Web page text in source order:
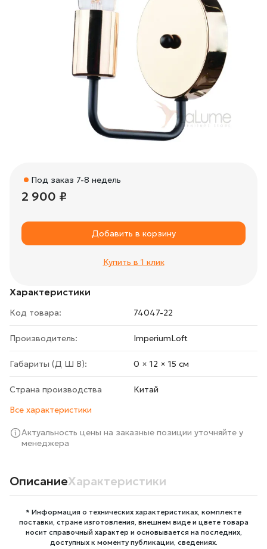
Характеристики
Код товара: 74047-22
Производитель: ImperiumLoft
Габариты (Д Ш В): 0 × 12 × 15 cм
Страна производства
Китай
Все характеристики
Актуальность цены на заказные позиции уточняйте у
менеджера
Под заказ 7-8 недель
2 900 ₽
Добавить в корзину
Купить в 1 клик
ОписаниеХарактеристики
* Информация о технических характеристиках, комплекте
поставки, стране изготовления, внешнем виде и цвете товара
носит справочный характер и основывается на последних,
доступных к моменту публикации, сведениях.